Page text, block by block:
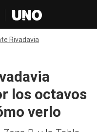
Rivadavia
los octavos
verlo